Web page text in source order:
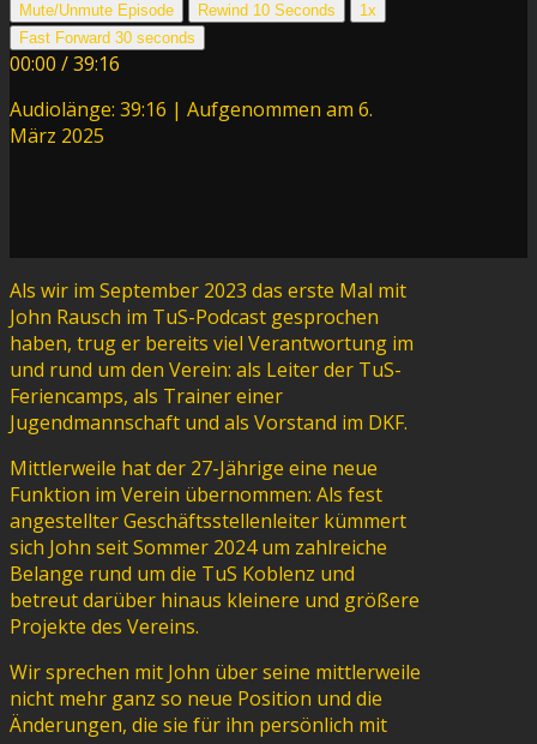
Mute/Unmute Episode
Rewind 10 Seconds
1x
Fast Forward 30 seconds
00:00 /39:16
Audiolänge: 39:16 | Aufgenommen am 6.
März 2025
Als wir im September 2023 das erste Mal mit
John Rausch im TuS-Podcast gesprochen
haben, trug er bereits viel Verantwortung im
und rund um den Verein: als Leiter der TuS-
Feriencamps, als Trainer einer
Jugendmannschaft und als Vorstand im DKF.
Mittlerweile hat der 27-Jährige eine neue
Funktion im Verein übernommen: Als fest
angestellter Geschäftsstellenleiter kümmert
sich John seit Sommer 2024 um zahlreiche
Belange rund um die TuS Koblenz und
betreut darüber hinaus kleinere und größere
Projekte des Vereins.
Wir sprechen mit John über seine mittlerweile
nicht mehr ganz so neue Position und die
Änderungen, die sie für ihn persönlich mit